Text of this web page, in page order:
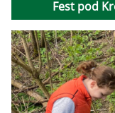
Fest pod